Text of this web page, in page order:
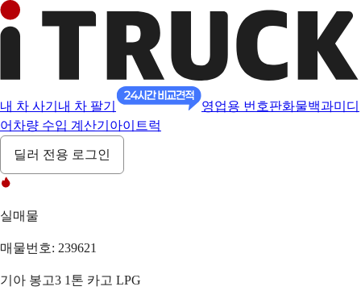
내 차 사기 내 차 팔기 영업용 번호판화물백과미디
어 차량 수입 계산기 아이트럭
딜러 전용 로그인
실매물
매물번호: 239621
기아 봉고3 1톤 카고 LPG